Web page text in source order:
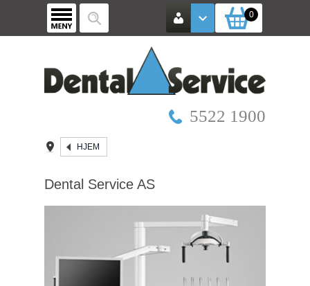
5522 1900
0
HJEM
Dental Service AS